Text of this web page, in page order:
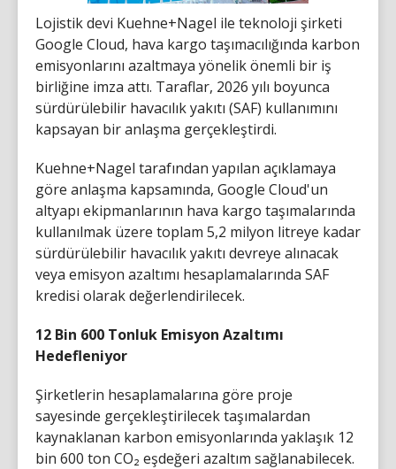
Lojistik devi Kuehne+Nagel ile teknoloji şirketi
Google Cloud, hava kargo taşımacılığında karbon
emisyonlarını azaltmaya yönelik önemli bir iş
birliğine imza attı. Taraflar, 2026 yılı boyunca
sürdürülebilir havacılık yakıtı (SAF) kullanımını
kapsayan bir anlaşma gerçekleştirdi.
Kuehne+Nagel tarafından yapılan açıklamaya
göre anlaşma kapsamında, Google Cloud'un
altyapı ekipmanlarının hava kargo taşımalarında
kullanılmak üzere toplam 5,2 milyon litreye kadar
sürdürülebilir havacılık yakıtı devreye alınacak
veya emisyon azaltımı hesaplamalarında SAF
kredisi olarak değerlendirilecek.
12 Bin 600 Tonluk Emisyon Azaltımı
Hedefleniyor
Şirketlerin hesaplamalarına göre proje
sayesinde gerçekleştirilecek taşımalardan
kaynaklanan karbon emisyonlarında yaklaşık 12
bin 600 ton CO₂ eşdeğeri azaltım sağlanabilecek.